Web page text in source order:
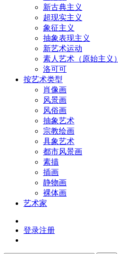
新古典主义
超现实主义
象征主义
抽象表现主义
新艺术运动
素人艺术（原始主义）
洛可可
按艺术类型
肖像画
风景画
风俗画
抽象艺术
宗教绘画
具象艺术
都市风景画
素描
插画
静物画
裸体画
艺术家
登录注册